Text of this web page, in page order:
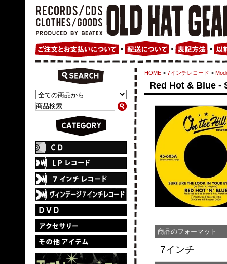
HOME > 7インチレコード >
Red Hot & Blue -
商品のフォーマット
7インチ